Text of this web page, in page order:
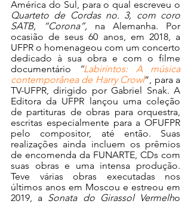
Quarteto de Cordas no. 3, com coro
SATB, “Corona”, na Alemanha. Por
ocasião de seus 60 anos, em 2018, a
UFPR o homenageou com um concerto
dedicado à sua obra e com o filme
documentário
“Labirintos: A música
contemporânea de Harry Crowl”, para a
TV-UFPR, dirigido por Gabriel Snak. A
Editora da UFPR lançou uma coleção
de partituras de obras para orquestra,
escritas especialmente para a OFUFPR
pelo compositor, até então. Suas
realizações ainda incluem os prêmios
de encomenda da FUNARTE, CDs com
suas obras e uma intensa produção.
Teve várias obras executadas nos
últimos anos em Moscou e estreou em
2019, a Sonata do Girassol Vermelho